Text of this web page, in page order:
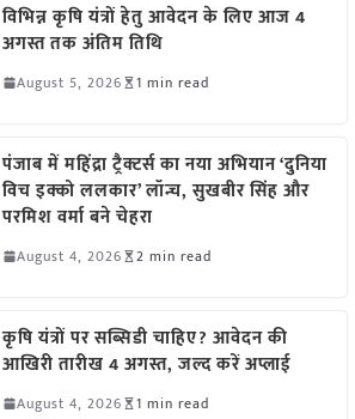
विभिन्न कृषि यंत्रों हेतु आवेदन के लिए आज 4
अगस्त तक अंतिम तिथि
August 5, 2026 1 min read
पंजाब में महिंद्रा ट्रैक्टर्स का नया अभियान ‘दुनिया
विच इक्को ललकार’ लॉन्च, सुखबीर सिंह और
परमिश वर्मा बने चेहरा
August 4, 2026 2 min read
कृषि यंत्रों पर सब्सिडी चाहिए? आवेदन की
आखिरी तारीख 4 अगस्त, जल्द करें अप्लाई
August 4, 2026 1 min read